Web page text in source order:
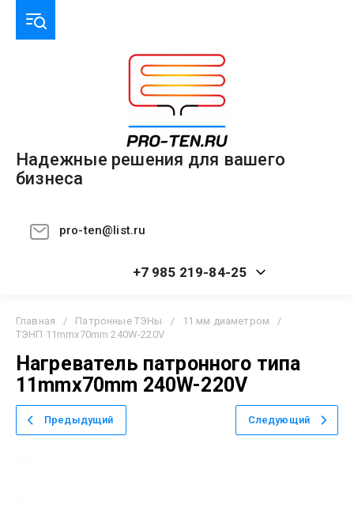
Надежные решения для вашего
бизнеса
pro-ten@list.ru
+7 985 219-84-25
Главная / Патронные ТЭНы / 11 мм диаметром
/
ТЭНП 11mmx70mm 240W-220V
Нагреватель патронного типа
11mmx70mm 240W-220V
Предыдущий Следующий